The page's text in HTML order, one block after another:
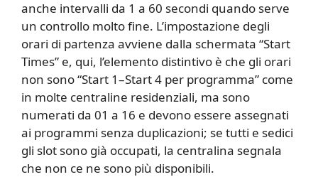
anche intervalli da 1 a 60 secondi quando serve
un controllo molto fine. L’impostazione degli
orari di partenza avviene dalla schermata “Start
Times” e, qui, l’elemento distintivo è che gli orari
non sono “Start 1–Start 4 per programma” come
in molte centraline residenziali, ma sono
numerati da 01 a 16 e devono essere assegnati
ai programmi senza duplicazioni; se tutti e sedici
gli slot sono già occupati, la centralina segnala
che non ce ne sono più disponibili.